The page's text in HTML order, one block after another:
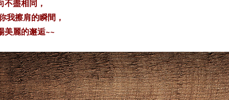
不盡相同，
我擦肩的瞬間，
美麗的邂逅~~